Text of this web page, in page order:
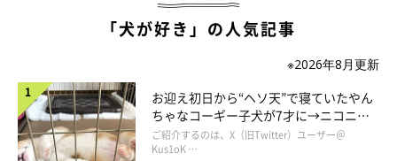
「犬が好き」の人気記事
※2026年8月更新
お迎え初日から“ヘソ天”で寝ていたやん
ちゃなコーギー子犬が7才に→ニコニ
コ“コーギースマイル”が魅力のコに成
長！
ご紹介するのは、X（旧Twitter）ユーザー＠
Kus1oK …